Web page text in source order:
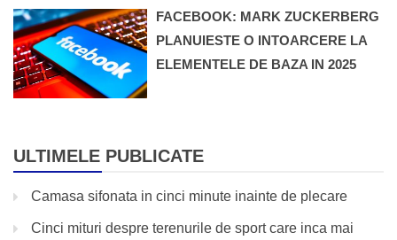
FACEBOOK: MARK ZUCKERBERG
PLANUIESTE O INTOARCERE LA
ELEMENTELE DE BAZA IN 2025
ULTIMELE PUBLICATE
Camasa sifonata in cinci minute inainte de plecare
Cinci mituri despre terenurile de sport care inca mai